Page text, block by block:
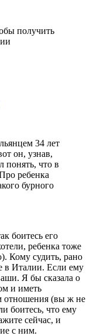
получить
34 лет
он, узнав,
понять, что в
ребенка
бурного
боитесь его
ребенка тоже
Кому судить, рано
в Италии. Если ему
Я бы сказала о
и иметь
отношения (вы ж не
боитесь, что ему
сейчас, и
с ним.